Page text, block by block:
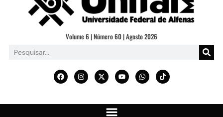
Canais
Volume 6 | Número 60 | Agosto 2026